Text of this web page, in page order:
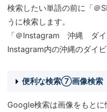
検索したい単語の前に「＠
うに検索します。
「＠Instagram 沖縄 ダイ
Instagram内の沖縄のダイ
便利な検索⑦画像検索
Google検索は画像をもとに